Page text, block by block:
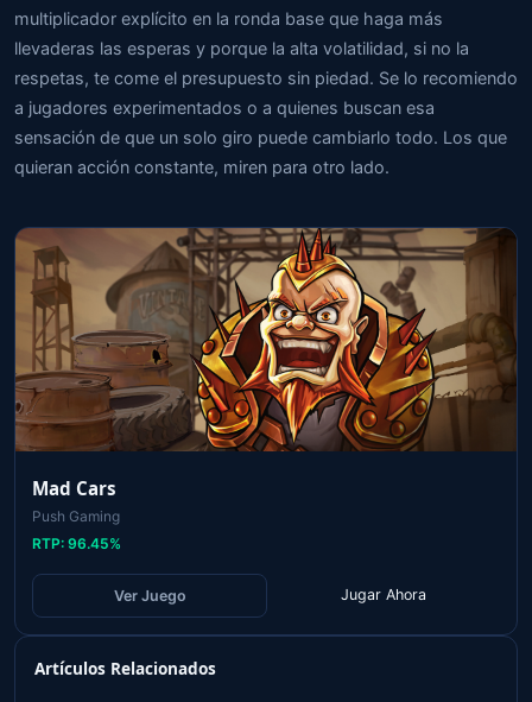
multiplicador explícito en la ronda base que haga más
llevaderas las esperas y porque la alta volatilidad, si no la
respetas, te come el presupuesto sin piedad. Se lo recomiendo
a jugadores experimentados o a quienes buscan esa
sensación de que un solo giro puede cambiarlo todo. Los que
quieran acción constante, miren para otro lado.
Mad Cars
Push Gaming
RTP: 96.45%
Ver Juego Jugar Ahora
Artículos Relacionados